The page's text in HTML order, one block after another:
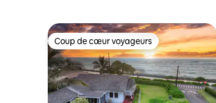
Coup de cœur voyageurs
Coup de cœur voyageurs